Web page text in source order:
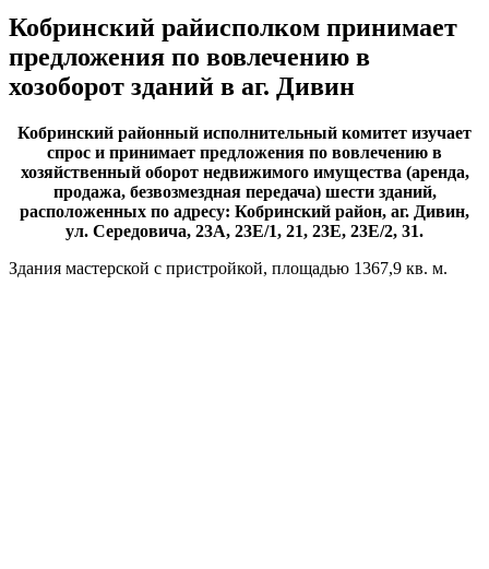
Кобринский райисполком принимает
предложения по вовлечению в
хозоборот зданий в аг. Дивин
Кобринский районный исполнительный комитет изучает
спрос и принимает предложения по вовлечению в
хозяйственный оборот недвижимого имущества (аренда,
продажа, безвозмездная передача) шести зданий,
расположенных по адресу: Кобринский район, аг. Дивин,
ул. Середовича, 23А, 23Е/1, 21, 23Е, 23Е/2, 31.
Здания мастерской с пристройкой, площадью 1367,9 кв. м.